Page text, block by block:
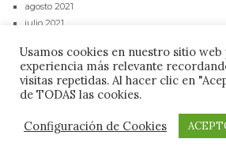
agosto 2021
julio 2021
mayo 2021
abril 2021
POLÍTICA DE
Usamos cookies en nuestro sitio
experiencia más relevante
visitas repetidas. Al hacer clic en
de TODAS las cookies.
Configuración de Cookies